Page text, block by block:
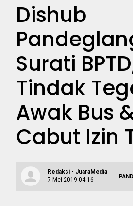
Dishub
Surati
Tindak
Awak Bus
Cabut Izin
Redaksi - JuaraMedia
7 Mei 2019 04:16